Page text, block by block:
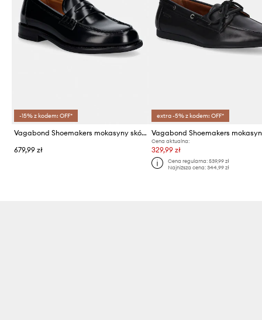
-15% z kodem: OFF*
Vagabond Shoemakers mokasyny skórzane LINN
679,99 zł
extra -5% z kodem: OFF*
Cena aktualna:
329,99 zł
Cena regularna: 539,99 zł
Najniższa cena: 344,99 zł